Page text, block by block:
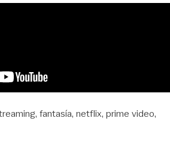
fantasía netflix prime video